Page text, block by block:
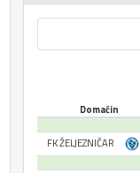
Domaćin
FK ŽELJEZNIČAR